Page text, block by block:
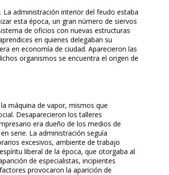
administración interior del feudo estaba
esta época, un gran número de siervos
de oficios con nuevas estructuras
en quienes delegaban su
en economía de ciudad. Aparecieron las
organismos se encuentra el origen de
máquina de vapor, mismos que
Desaparecieron los talleres
era dueño de los medios de
serie. La administración seguía
excesivos, ambiente de trabajo
liberal de la época, que otorgaba al
de especialistas, incipientes
provocaron la aparición de